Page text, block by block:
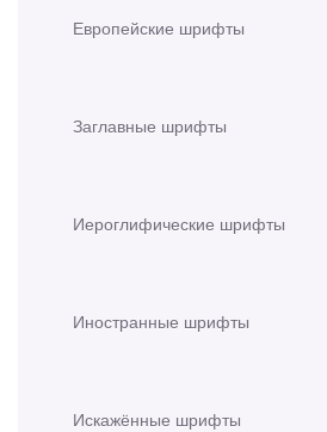
Европейские шрифты
Заглавные шрифты
Иероглифические шрифты
Иностранные шрифты
Искажённые шрифты